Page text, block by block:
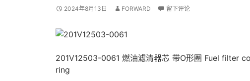
2024年8月13日 FORWARD 留下评论
201V12503-0061 燃油滤清器芯 带O形圈 Fuel filter
ring